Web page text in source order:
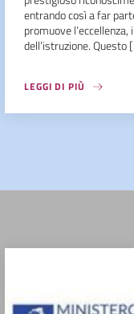
entrando così a far
promuove
dell’istruzione. Questo
LEGGI DI PIÙ